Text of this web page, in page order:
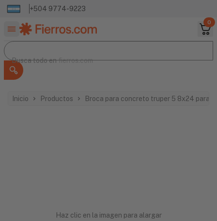
+504 9774-9223
0
Buscar productos
Busca todo en
Busca todo enfierros.com
Inicio Productos Broca para concreto truper 5 8x24 para
Haz clic en la imagen para alargar